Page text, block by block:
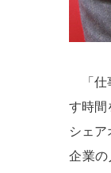
「仕
す時間
シェ
企業